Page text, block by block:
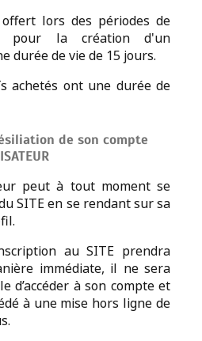
offert lors des périodes de
pour la création d'un
durée de vie de 15 jours.
achetés ont une durée de
de son compte
peut à tout moment se
SITE en se rendant sur sa
au SITE prendra
immédiate, il ne sera
d’accéder à son compte et
à une mise hors ligne de